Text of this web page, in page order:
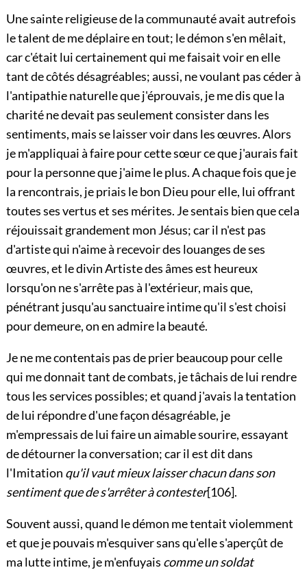
Une sainte religieuse de la communauté avait autrefois
le talent de me déplaire en tout; le démon s'en mêlait,
car c'était lui certainement qui me faisait voir en elle
tant de côtés désagréables; aussi, ne voulant pas céder à
l'antipathie naturelle que j'éprouvais, je me dis que la
charité ne devait pas seulement consister dans les
sentiments, mais se laisser voir dans les œuvres. Alors
je m'appliquai à faire pour cette sœur ce que j'aurais fait
pour la personne que j'aime le plus. A chaque fois que je
la rencontrais, je priais le bon Dieu pour elle, lui offrant
toutes ses vertus et ses mérites. Je sentais bien que cela
réjouissait grandement mon Jésus; car il n'est pas
d'artiste qui n'aime à recevoir des louanges de ses
œuvres, et le divin Artiste des âmes est heureux
lorsqu'on ne s'arrête pas à l'extérieur, mais que,
pénétrant jusqu'au sanctuaire intime qu'il s'est choisi
pour demeure, on en admire la beauté.
Je ne me contentais pas de prier beaucoup pour celle
qui me donnait tant de combats, je tâchais de lui rendre
tous les services possibles; et quand j'avais la tentation
de lui répondre d'une façon désagréable, je
m'empressais de lui faire un aimable sourire, essayant
de détourner la conversation; car il est dit dans
l'Imitation qu'il vaut mieux laisser chacun dans son
sentiment que de s'arrêter à contester[106].
Souvent aussi, quand le démon me tentait violemment
et que je pouvais m'esquiver sans qu'elle s'aperçût de
ma lutte intime, je m'enfuyais comme un soldat